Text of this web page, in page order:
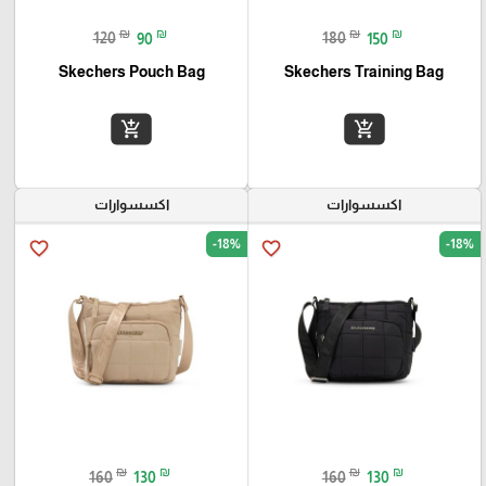
180 ₪ 150 ₪
Skechers Training Bag
add_shopping_cart
120 ₪ 90 ₪
Skechers Pouch Bag
add_shopping_cart
اكسسوارات
favorite_border -18%
160 ₪ 130 ₪
اكسسوارات
favorite_border -18%
160 ₪ 130 ₪